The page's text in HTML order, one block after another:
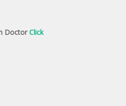
DoctorClick